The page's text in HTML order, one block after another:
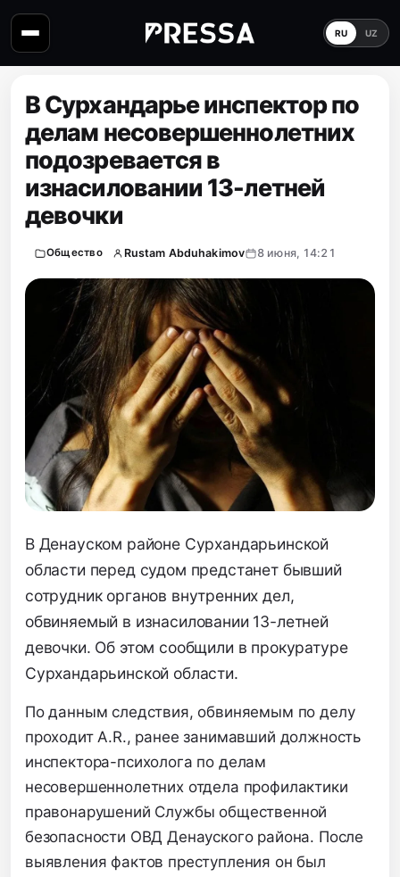
RU UZ
В Сурхандарье инспектор по
делам несовершеннолетних
подозревается в
изнасиловании 13-летней
девочки
Общество Rustam Abduhakimov 8 июня, 14:21
В Денауском районе Сурхандарьинской
области перед судом предстанет бывший
сотрудник органов внутренних дел,
обвиняемый в изнасиловании 13-летней
девочки. Об этом сообщили в прокуратуре
Сурхандарьинской области.
По данным следствия, обвиняемым по делу
проходит А.R., ранее занимавший должность
инспектора-психолога по делам
несовершеннолетних отдела профилактики
правонарушений Службы общественной
безопасности ОВД Денауского района. После
выявления фактов преступления он был